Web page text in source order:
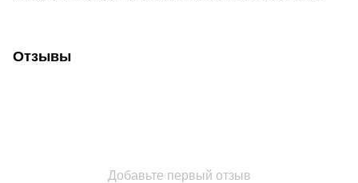
Отзывы
Добавьте первый отзыв